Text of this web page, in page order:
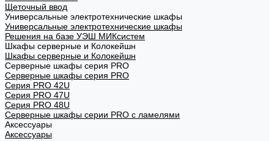
Щеточный ввод
Универсальные электротехнические шкафы
Универсальные электротехнические шкафы
Решения на базе УЭШ МИКсистем
Шкафы серверные и Колокейшн
Шкафы серверные и Колокейшн
Серверные шкафы серия PRO
Серверные шкафы серия PRO
Серия PRO 42U
Серия PRO 47U
Серия PRO 48U
Серверные шкафы серии PRO с ламелями
Аксессуары
Аксессуары